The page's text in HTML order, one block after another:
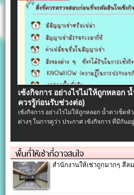
เซ้งกิจการ อย่างไรไม่ให้ถูกหลอก
ควรรู้ก่อนรับช่วงต่อ)
เซ้งกิจการ อย่างไรไม่ให้ถูกหลอก น้ำตาเช็ด
ต่างๆ ในการดูว่า ประกาศ เซ้งกิจการ ที่มีกัน
พื้นที่ให้เช่าที่อาจสนใจ
สำนักงานให้เช่าถูกมากๆ สีล